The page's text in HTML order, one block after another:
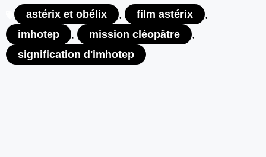
astérix et obélix , film astérix
,
imhotep
, mission cléopâtre
,
signification d'imhotep